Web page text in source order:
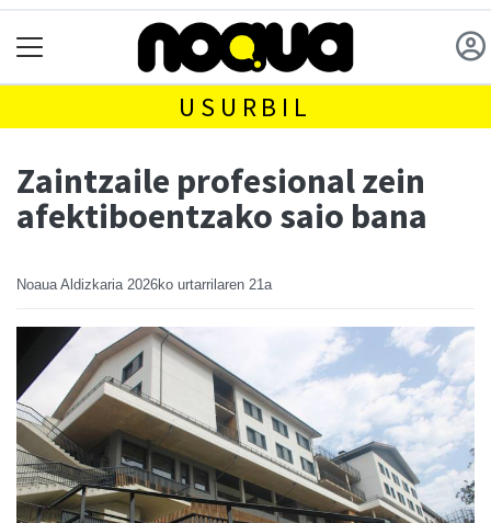
USURBIL
Zaintzaile profesional zein
afektiboentzako saio bana
Noaua Aldizkaria 2026ko urtarrilaren 21a